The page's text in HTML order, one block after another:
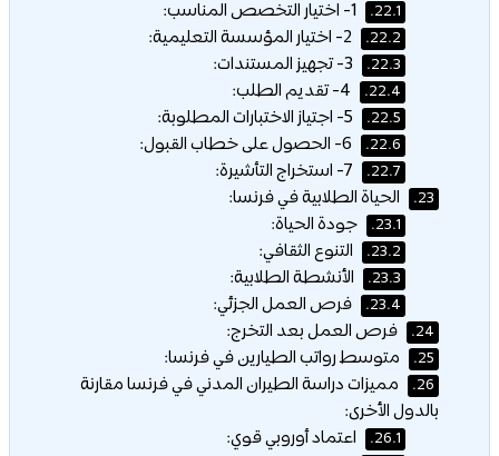
22.1.
22.2.
22.3.
22.4.
22.5.
22.6.
22.7.
23. الحياة الطلابية في فرنسا:
23.1. جودة الحياة:
23.2. التنوع الثقافي:
23.3. الأنشطة الطلابية:
23.4. فرص العمل الجزئي:
24. فرص العمل بعد التخرج:
25. متوسط رواتب الطيارين في فرنسا:
26.
مميزات دراسة الطيران المدني في فرنسا مقارنة
بالدول الأخرى:
26.1. اعتماد أوروبي قوي: